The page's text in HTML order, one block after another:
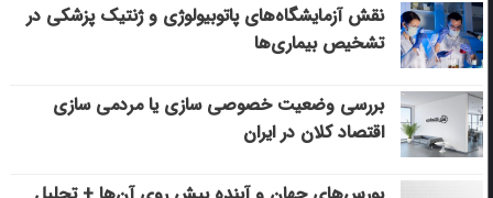
نقش آزمایشگاه‌های پاتوبیولوژی و ژنتیک پزشکی در
تشخیص بیماری‌ها
بررسی وضعیت خصوصی سازی یا مردمی سازی
اقتصاد کلان در ایران